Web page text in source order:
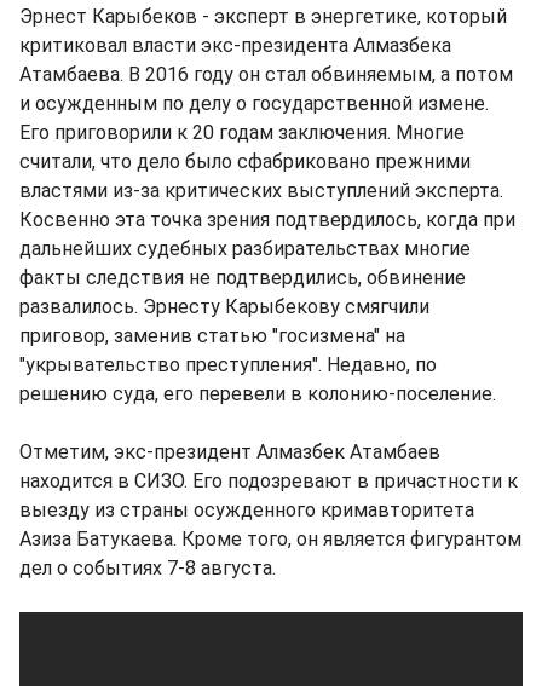
Эрнест Карыбеков - эксперт в энергетике, который
критиковал власти экс-президента Алмазбека
Атамбаева. В 2016 году он стал обвиняемым, а потом
и осужденным по делу о государственной измене.
Его приговорили к 20 годам заключения. Многие
считали, что дело было сфабриковано прежними
властями из-за критических выступлений эксперта.
Косвенно эта точка зрения подтвердилось, когда при
дальнейших судебных разбирательствах многие
факты следствия не подтвердились, обвинение
развалилось. Эрнесту Карыбекову смягчили
приговор, заменив статью "госизмена" на
"укрывательство преступления". Недавно, по
решению суда, его перевели в колонию-поселение.
Отметим, экс-президент Алмазбек Атамбаев
находится в СИЗО. Его подозревают в причастности к
выезду из страны осужденного кримавторитета
Азиза Батукаева. Кроме того, он является фигурантом
дел о событиях 7-8 августа.